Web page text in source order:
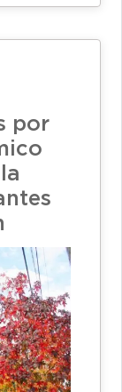
por